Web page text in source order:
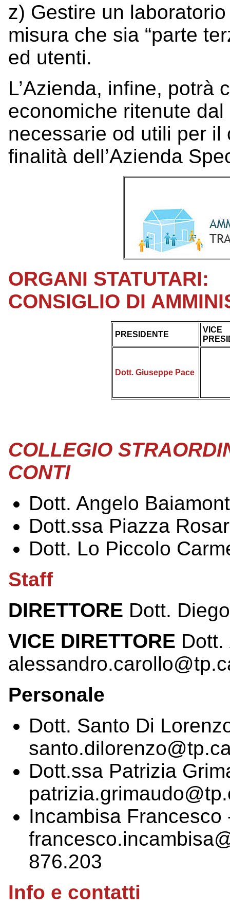
z) Gestire un
misura che sia “parte
ed utenti.
L’Azienda, infine, potrà
economiche ritenute
necessarie od utili per
finalità dell’Azienda
ORGANI STATUTARI:
CONSIGLIO DI
PRESIDENTE
VICE
Dott. Giuseppe Pace
COLLEGIO
CONTI
Dott. Angelo
Dott.ssa Piazza
Dott. Lo Piccolo
Staff
DIRETTORE Dott.
VICE DIRETTORE
Personale
Dott. Santo Di
Dott.ssa Patrizia
Incambisa Francesco
876.203
Info e contatti